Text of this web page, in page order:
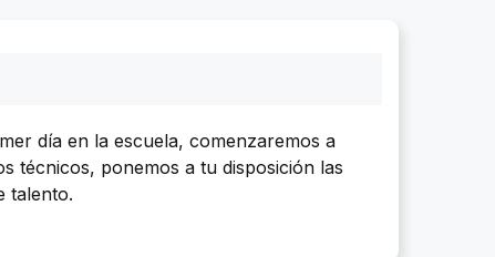
día en la escuela, comenzaremos a
técnicos, ponemos a tu disposición las
talento.